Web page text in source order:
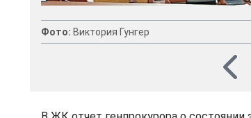
Фото: Виктория Гунгер